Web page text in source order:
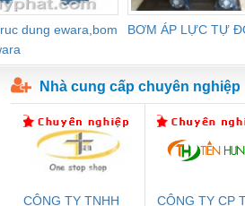
dung ewara,bom
BƠM ÁP LỰC TỰ
Nhà cung cấp chuyên nghiệp
CÔNG TY TNHH
CÔNG TY CP